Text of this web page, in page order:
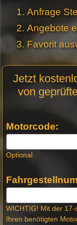
Anfrage
Angebote
Favorit
Anfrage
Stellen -
Jetzt
von
Motorcode:
Optional
WICHTIG! Mit der
Ihren benötigten